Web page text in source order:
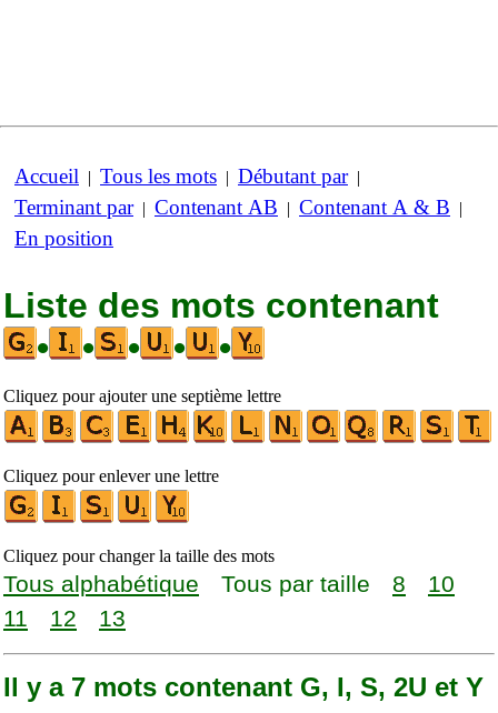
Accueil | Tous les mots | Débutant par|
Terminant par| Contenant AB | Contenant A & B |
En position
Liste des mots contenant
•
• • • •
Cliquez pour ajouter une septième lettre
Cliquez pour enlever une lettre
Cliquez pour changer la taille des mots
Tous alphabétique Tous par taille 8
10
11
12 13
Il y a 7 mots contenant G, I, S, 2U et Y